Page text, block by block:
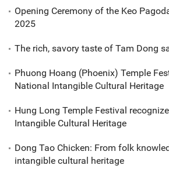
Opening Ceremony of the Keo
2025
The rich, savory taste of Tam Dong
Phuong Hoang (Phoenix) Temple
National Intangible Cultural Heritage
Hung Long Temple Festival
Intangible Cultural Heritage
Dong Tao Chicken: From folk
intangible cultural heritage